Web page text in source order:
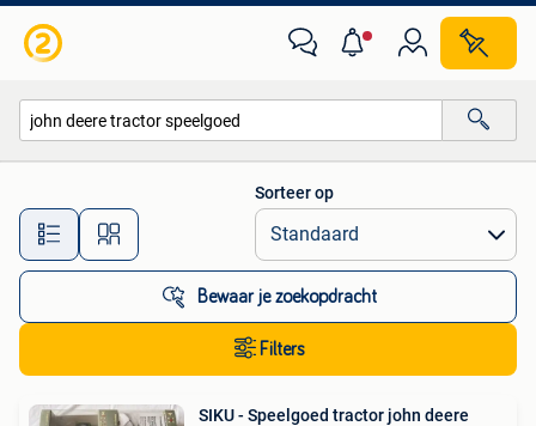
Alle afstanden…
Sorteer op
Bewaar je zoekopdracht
Filters
SIKU - Speelgoed tractor john deere